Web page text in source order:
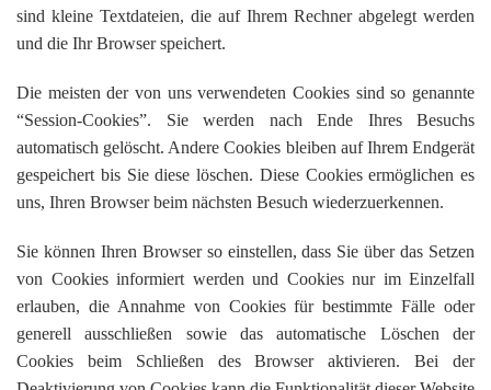
sind kleine Textdateien, die auf Ihrem Rechner abgelegt werden
und die Ihr Browser speichert.
Die meisten der von uns verwendeten Cookies sind so genannte
“Session-Cookies”. Sie werden nach Ende Ihres Besuchs
automatisch gelöscht. Andere Cookies bleiben auf Ihrem Endgerät
gespeichert bis Sie diese löschen. Diese Cookies ermöglichen es
uns, Ihren Browser beim nächsten Besuch wiederzuerkennen.
Sie können Ihren Browser so einstellen, dass Sie über das Setzen
von Cookies informiert werden und Cookies nur im Einzelfall
erlauben, die Annahme von Cookies für bestimmte Fälle oder
generell ausschließen sowie das automatische Löschen der
Cookies beim Schließen des Browser aktivieren. Bei der